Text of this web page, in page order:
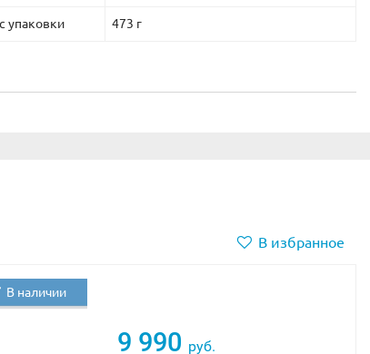
упаковки 473 г
В избранное
9 990 руб.
В наличии